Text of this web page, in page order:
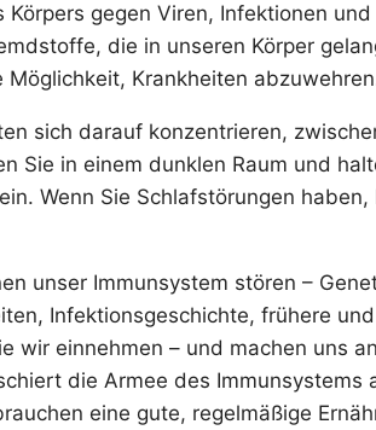
Körpers gegen Viren, Infektionen
die in unseren Körper
Möglichkeit, Krankheiten
sich darauf konzentrieren,
Sie in einem dunklen Raum und
Wenn Sie Schlafstörungen
unser Immunsystem stören –
Infektionsgeschichte, frühere
wir einnehmen – und machen uns
die Armee des Immunsystems
eine gute, regelmäßige